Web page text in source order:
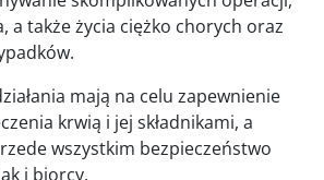
a także życia ciężko chorych oraz
mają na celu zapewnienie
krwią i jej składnikami, a
wszystkim bezpieczeństwo
i biorcy.